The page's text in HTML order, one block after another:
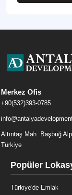
Merkez Ofis
+90(532)393-0785
Altıntaş Mah. Başbuğ
Türkiye
Popüler
Türkiye'de Emlak